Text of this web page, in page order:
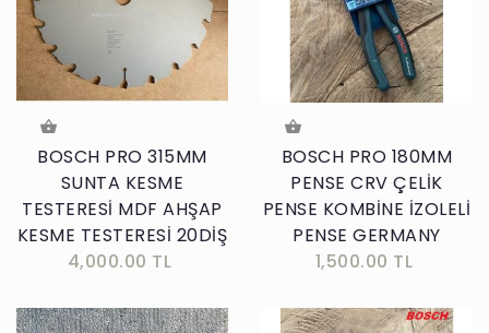
BOSCH PRO 315MM
SUNTA KESME
TESTERESİ MDF AHŞAP
KESME TESTERESİ 20DİŞ
4,000.00 TL
BOSCH PRO 180MM
PENSE CRV ÇELİK
PENSE KOMBİNE İZOLELİ
PENSE GERMANY
1,500.00 TL